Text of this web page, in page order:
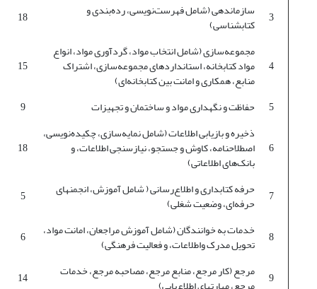
3
سازماندهی (شامل فهرست‌نویسی، رده‌بندی و
کتابشناسی) 18
4
مجموعه‌سازی (شامل انتخاب مواد، گردآوری مواد، انواع
مواد کتابخانه، استانداردهای مجموعه‌سازی، اشتراک
منابع، همکاری و امانت بین کتابخانه‌ای)
15
5 حفاظت و نگهداری مواد و ساختمان و تجهیزات 9
6
ذخیره و بازیابی اطلاعات (شامل نمایه‌سازی، چکیده‌نویسی،
اصطلاحنامه، کاوش و جستجو، نیازسنجی اطلاعات، و
بانک‌های اطلاعاتی)
18
7 حرفه کتابداری و اطلاع‌رسانی ( شامل آموزش، انجمنهای
حرفه‌ای، وضعیت شغلی) 5
8 خدمات به خوانندگان (شامل آموزش مراجعان، امانت مواد،
تحویل مدرک واطلاعات، و فعالیت فرهنگی) 6
9 مرجع (کار مرجع، منابع مرجع، مصاحبه مرجع، خدمات
14